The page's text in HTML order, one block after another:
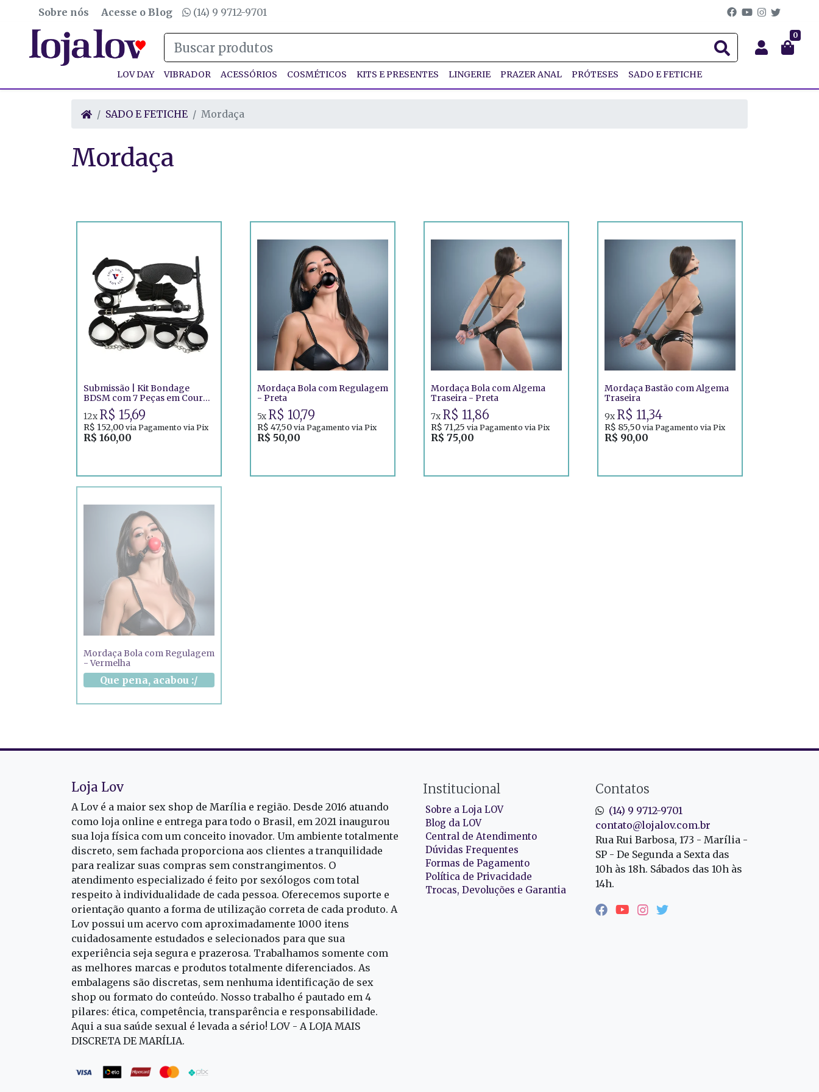
Sobre nós Acesse o Blog (14) 9 9712-9701
0
LOV DAY VIBRADOR ACESSÓRIOS COSMÉTICOS KITS E PRESENTES LINGERIE PRAZER ANAL PRÓTESES SADO E FETICHE
SADO E FETICHE Mordaça
Mordaça
Submissão | Kit Bondage
BDSM com 7 Peças em Couro
e Pelúcia
R$ 160,00
12x R$ 15,69
R$ 152,00 via Pagamento via Pix
Mordaça Bola com Regulagem
- Preta
R$ 50,00
5x R$ 10,79
R$ 47,50 via Pagamento via Pix
Mordaça Bola com Algema
Traseira - Preta
R$ 75,00
7x R$ 11,86
R$ 71,25 via Pagamento via Pix
Mordaça Bastão com Algema
Traseira
R$ 90,00
9x R$ 11,34
R$ 85,50 via Pagamento via Pix
Mordaça Bola com Regulagem
- Vermelha
Contatos
(14) 9 9712-9701
contato@lojalov.com.br
Rua Rui Barbosa, 173 - Marília -
SP - De Segunda a Sexta das
10h às 18h. Sábados das 10h às
14h.
Institucional
Sobre a Loja LOV
Blog da LOV
Central de Atendimento
Dúvidas Frequentes
Formas de Pagamento
Política de Privacidade
Trocas, Devoluções e Garantia
Loja Lov
A Lov é a maior sex shop de Marília e região. Desde 2016 atuando
como loja online e entrega para todo o Brasil, em 2021 inaugurou
sua loja física com um conceito inovador. Um ambiente totalmente
discreto, sem fachada proporciona aos clientes a tranquilidade
para realizar suas compras sem constrangimentos. O
atendimento especializado é feito por sexólogos com total
respeito à individualidade de cada pessoa. Oferecemos suporte e
orientação quanto a forma de utilização correta de cada produto. A
Lov possui um acervo com aproximadamente 1000 itens
cuidadosamente estudados e selecionados para que sua
experiência seja segura e prazerosa. Trabalhamos somente com
as melhores marcas e produtos totalmente diferenciados. As
embalagens são discretas, sem nenhuma identificação de sex
shop ou formato do conteúdo. Nosso trabalho é pautado em 4
pilares: ética, competência, transparência e responsabilidade.
Aqui a sua saúde sexual é levada a sério! LOV - A LOJA MAIS
DISCRETA DE MARÍLIA.